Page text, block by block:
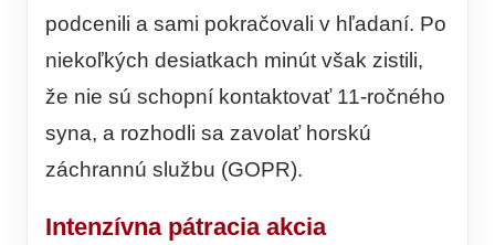
podcenili a sami pokračovali v hľadaní. Po
niekoľkých desiatkach minút však zistili,
že nie sú schopní kontaktovať 11-ročného
syna, a rozhodli sa zavolať horskú
záchrannú službu (GOPR).
Intenzívna pátracia akcia